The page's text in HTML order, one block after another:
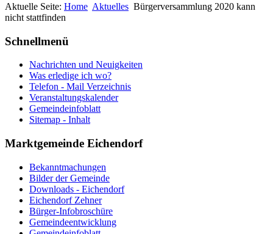
Aktuelle Seite: Home Aktuelles Bürgerversammlung 2020 kann
nicht stattfinden
Schnellmenü
Nachrichten und Neuigkeiten
Was erledige ich wo?
Telefon - Mail Verzeichnis
Veranstaltungskalender
Gemeindeinfoblatt
Sitemap - Inhalt
Marktgemeinde Eichendorf
Bekanntmachungen
Bilder der Gemeinde
Downloads - Eichendorf
Eichendorf Zehner
Bürger-Infobroschüre
Gemeindeentwicklung